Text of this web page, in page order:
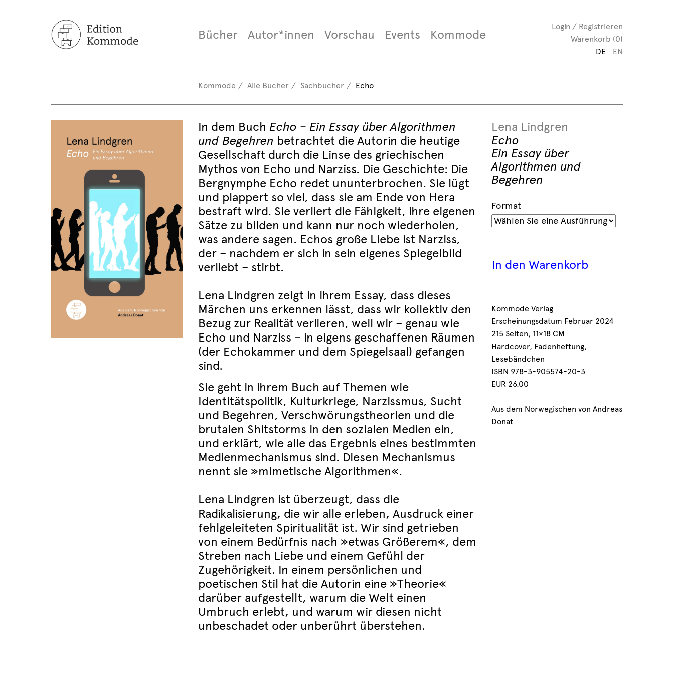
Bücher Autor*innen Vorschau Events Kommode
Login / Registrieren
Warenkorb (0)
DE
EN
Kommode Alle Bücher Sachbücher Echo
In dem Buch Echo – Ein Essay über Algorithmen
und Begehren betrachtet die Autorin die heutige
Gesellschaft durch die Linse des griechischen
Mythos von Echo und Narziss. Die Geschichte: Die
Bergnymphe Echo redet ununterbrochen. Sie lügt
und plappert so viel, dass sie am Ende von Hera
bestraft wird. Sie verliert die Fähigkeit, ihre eigenen
Sätze zu bilden und kann nur noch wiederholen,
was andere sagen. Echos große Liebe ist Narziss,
der – nachdem er sich in sein eigenes Spiegelbild
verliebt – stirbt.
Lena Lindgren zeigt in ihrem Essay, dass dieses
Märchen uns erkennen lässt, dass wir kollektiv den
Bezug zur Realität verlieren, weil wir – genau wie
Echo und Narziss – in eigens geschaffenen Räumen
(der Echokammer und dem Spiegelsaal) gefangen
sind.
Sie geht in ihrem Buch auf Themen wie
Identitätspolitik, Kulturkriege, Narzissmus, Sucht
und Begehren, Verschwörungstheorien und die
brutalen Shitstorms in den sozialen Medien ein,
und erklärt, wie alle das Ergebnis eines bestimmten
Medienmechanismus sind. Diesen Mechanismus
nennt sie »mimetische Algorithmen«.
Lena Lindgren ist überzeugt, dass die
Radikalisierung, die wir alle erleben, Ausdruck einer
fehlgeleiteten Spiritualität ist. Wir sind getrieben
von einem Bedürfnis nach »etwas Größerem«, dem
Streben nach Liebe und einem Gefühl der
Zugehörigkeit. In einem persönlichen und
poetischen Stil hat die Autorin eine »Theorie«
darüber aufgestellt, warum die Welt einen
Umbruch erlebt, und warum wir diesen nicht
unbeschadet oder unberührt überstehen.
Lena Lindgren
Echo
Ein Essay über
Algorithmen und
Begehren
Format
In den Warenkorb
Kommode Verlag
Erscheinungsdatum Februar 2024
215 Seiten, 11×18 CM
Hardcover, Fadenheftung,
Lesebändchen
ISBN 978-3-905574-20-3
EUR 26.00
Aus dem Norwegischen von Andreas
Donat